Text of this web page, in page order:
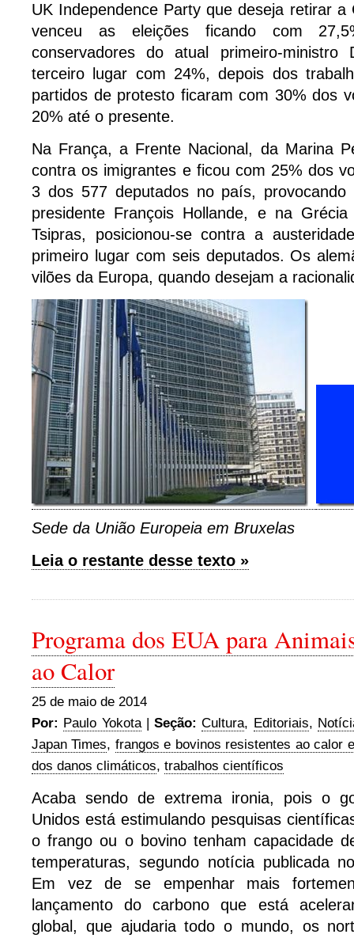
UK Independence Party que deseja retirar a
venceu as eleições ficando com
conservadores do atual primeiro-ministro
terceiro lugar com 24%, depois dos
partidos de protesto ficaram com 30% dos
20% até o presente.
Na França, a Frente Nacional, da Marina
contra os imigrantes e ficou com 25% dos
3 dos 577 deputados no país, provocando
presidente François Hollande, e na
Tsipras, posicionou-se contra a
primeiro lugar com seis deputados. Os
vilões da Europa, quando desejam a
Sede da União Europeia em Bruxelas
Leia o restante desse texto »
Programa dos EUA para
ao Calor
25 de maio de 2014
Por: Paulo Yokota| Seção: Cultura, Editoriais,
Japan Times, frangos e bovinos resistentes ao calor
dos danos climáticos, trabalhos científicos
Acaba sendo de extrema ironia, pois o
Unidos está estimulando pesquisas
o frango ou o bovino tenham capacidade
temperaturas, segundo notícia publicada
Em vez de se empenhar mais
lançamento do carbono que está
global, que ajudaria todo o mundo, os